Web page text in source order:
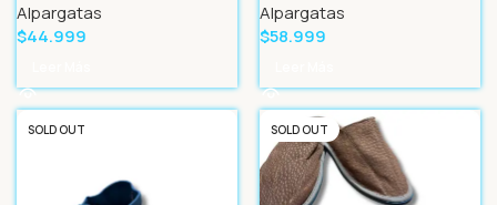
Alpargatas
$44.999
Alpargatas
$58.999
SOLD OUT SOLD OUT